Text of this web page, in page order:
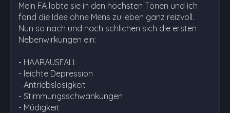
Mein FA lobte sie in den höchsten Tönen und ich
fand die Idee ohne Mens zu leben ganz reizvoll.
Nun so nach und nach schlichen sich die ersten
Nebenwirkungen ein:
- HAARAUSFALL
- leichte Depression
- Antriebslosigkeit
- Stimmungsschwankungen
- Müdigkeit